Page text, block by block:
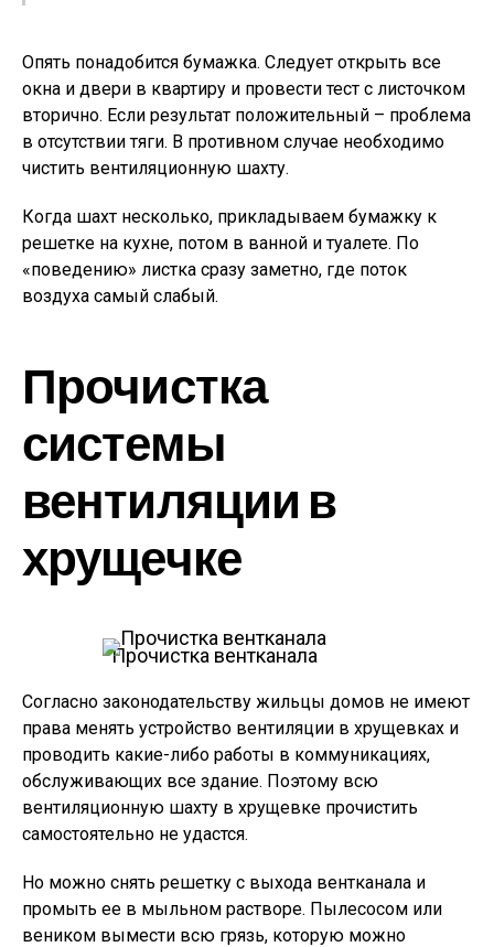
Опять понадобится бумажка. Следует открыть все
окна и двери в квартиру и провести тест с листочком
вторично. Если результат положительный – проблема
в отсутствии тяги. В противном случае необходимо
чистить вентиляционную шахту.
Когда шахт несколько, прикладываем бумажку к
решетке на кухне, потом в ванной и туалете. По
«поведению» листка сразу заметно, где поток
воздуха самый слабый.
Прочистка
системы
вентиляции в
хрущечке
Прочистка вентканала
Согласно законодательству жильцы домов не имеют
права менять устройство вентиляции в хрущевках и
проводить какие-либо работы в коммуникациях,
обслуживающих все здание. Поэтому всю
вентиляционную шахту в хрущевке прочистить
самостоятельно не удастся.
Но можно снять решетку с выхода вентканала и
промыть ее в мыльном растворе. Пылесосом или
веником вымести всю грязь, которую можно